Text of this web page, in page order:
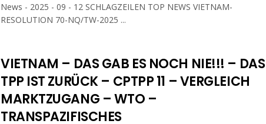
News - 2025 - 09 - 12 SCHLAGZEILEN TOP NEWS VIETNAM-
RESOLUTION 70-NQ/TW-2025 ...
VIETNAM – DAS GAB ES NOCH NIE!!! – DAS
TPP IST ZURÜCK – CPTPP 11 – VERGLEICH
MARKTZUGANG – WTO –
TRANSPAZIFISCHES